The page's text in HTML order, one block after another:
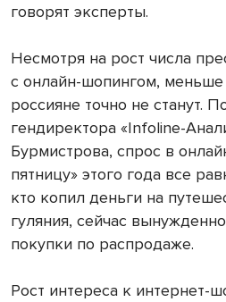
говорят эксперты.
Несмотря на рост числа
с онлайн-шопингом, меньше
россияне точно не станут.
гендиректора «Infoline-
Бурмистрова, спрос в
пятницу» этого года все
кто копил деньги на
гуляния, сейчас
покупки по распродаже.
Рост интереса к интернет-